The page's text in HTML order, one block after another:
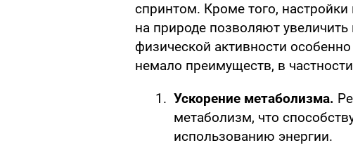
спринтом. Кроме того,
на природе позволяют увеличить
физической активности
немало преимуществ, в
Ускорение метаболизма.
метаболизм, что
использованию энергии.